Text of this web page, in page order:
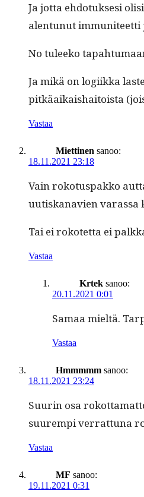
Ja jot­ta ehdo­tuk­sesi
alen­tunut immu­ni­teet­ti
No tuleeko
Ja mikä on logi­ik­ka
pitkäaikaishaitoista
Vastaa
Miettinen sanoo:
18.11.2021 23:18
Vain roko­tus­pakko
uutiskanavien varas­sa
Tai ei rokotet­ta ei
Vastaa
Krtek sanoo:
20.11.2021 0:01
Samaa mieltä.
Vastaa
Hmmmmm sanoo:
18.11.2021 23:24
Suurin osa
suurem­pi ver­rat­tuna
Vastaa
MF sanoo:
19.11.2021 0:31